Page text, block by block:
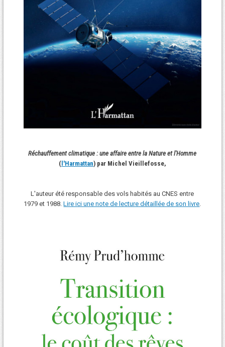
Réchauffement climatique : une affaire entre la Nature et l'Homme
(l'Harmattan) par Michel Vieillefosse,
L'auteur été responsable des vols habités au CNES entre
1979 et 1988.Lire ici une note de lecture détaillée de son livre.